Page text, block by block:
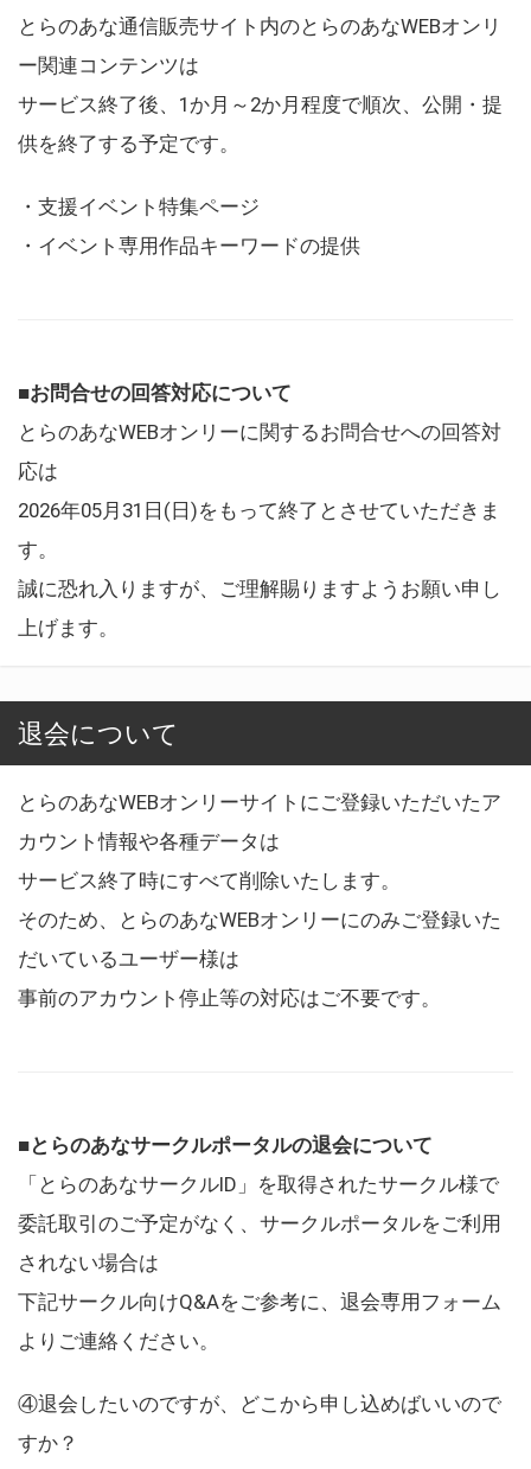
とらのあな通信販売サイト内のとらのあなWEBオンリ
ー関連コンテンツは
サービス終了後、1か月～2か月程度で順次、公開・提
供を終了する予定です。
・支援イベント特集ページ
・イベント専用作品キーワードの提供
■お問合せの回答対応について
とらのあなWEBオンリーに関するお問合せへの回答対
応は
2026年05月31日(日)をもって終了とさせていただきま
す。
誠に恐れ入りますが、ご理解賜りますようお願い申し
上げます。
退会について
とらのあなWEBオンリーサイトにご登録いただいたア
カウント情報や各種データは
サービス終了時にすべて削除いたします。
そのため、とらのあなWEBオンリーにのみご登録いた
だいているユーザー様は
事前のアカウント停止等の対応はご不要です。
■とらのあなサークルポータルの退会について
「とらのあなサークルID」を取得されたサークル様で
委託取引のご予定がなく、サークルポータルをご利用
されない場合は
下記サークル向けQ&Aをご参考に、退会専用フォーム
よりご連絡ください。
④退会したいのですが、どこから申し込めばいいので
すか？